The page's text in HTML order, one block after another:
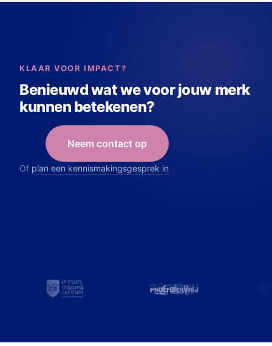
KLAAR VOOR IMPACT?
Benieuwd wat we voor jouw merk
kunnen betekenen?
Neem contact op
Of plan een kennismakingsgesprek in